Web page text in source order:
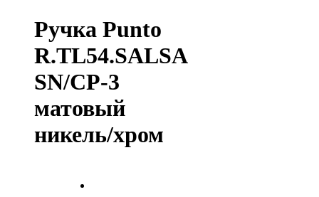
Ручка Punto
R.TL54.SALSA
SN/CP-3
матовый
никель/хром